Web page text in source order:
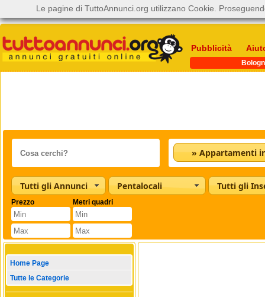
Pubblicità
Tutti gli Annunci Pentalocali Tutti gli
Prezzo Metri quadri
Home Page
Tutte le Categorie
Le pagine di TuttoAnnunci.org utilizzano Cookie.